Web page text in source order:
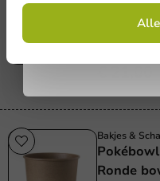
Ronde
Bakjes &
Ronde
Door je in te